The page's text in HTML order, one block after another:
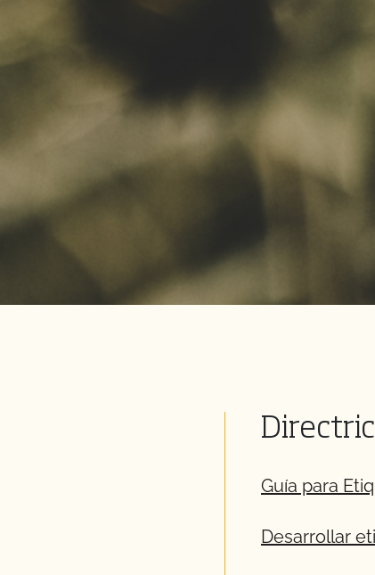
Guía para
Desarrollar